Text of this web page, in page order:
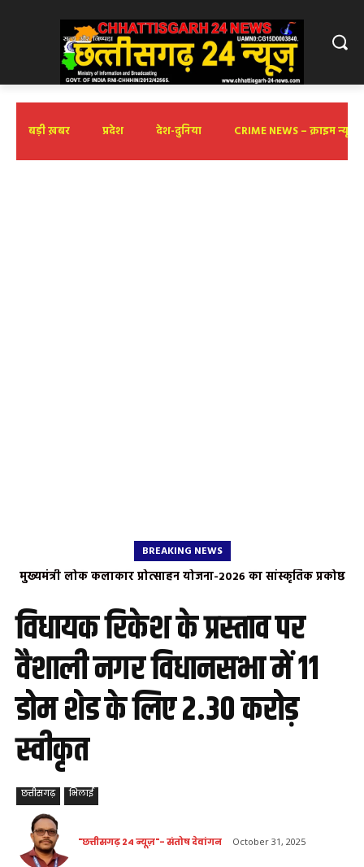
बड़ी ख़बर प्रदेश देश-दुनिया CRIME NEWS – क्राइम न्यूज़
BREAKING NEWS
मुख्यमंत्री लोक कलाकार प्रोत्साहन योजना-2026 का सांस्कृतिक प्रकोष्ठ
विधायक रिकेश के प्रस्ताव पर
वैशाली नगर विधानसभा में 11
डोम शेड के लिए 2.30 करोड़
स्वीकृत
छत्तीसगढ़ भिलाई
"छत्तीसगढ़ 24 न्यूज़"- संतोष देवांगन October 31, 2025